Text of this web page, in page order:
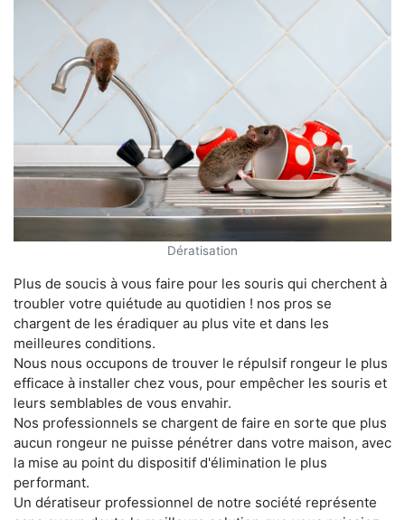
Dératisation
Plus de soucis à vous faire pour les souris qui cherchent à
troubler votre quiétude au quotidien ! nos pros se
chargent de les éradiquer au plus vite et dans les
meilleures conditions.
Nous nous occupons de trouver le répulsif rongeur le plus
efficace à installer chez vous, pour empêcher les souris et
leurs semblables de vous envahir.
Nos professionnels se chargent de faire en sorte que plus
aucun rongeur ne puisse pénétrer dans votre maison, avec
la mise au point du dispositif d'élimination le plus
performant.
Un dératiseur professionnel de notre société représente